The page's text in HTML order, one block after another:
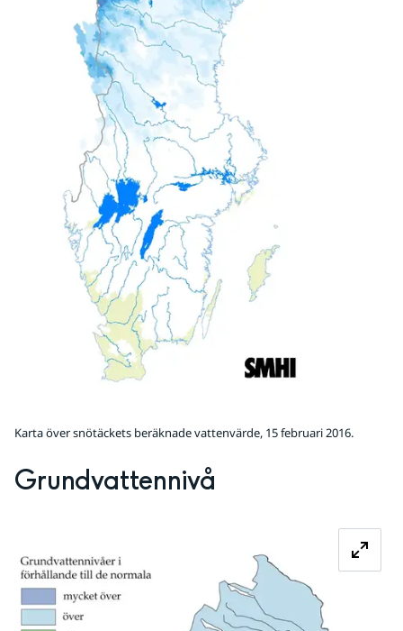
Karta över snötäckets beräknade vattenvärde, 15 februari 2016.
Grundvattennivå